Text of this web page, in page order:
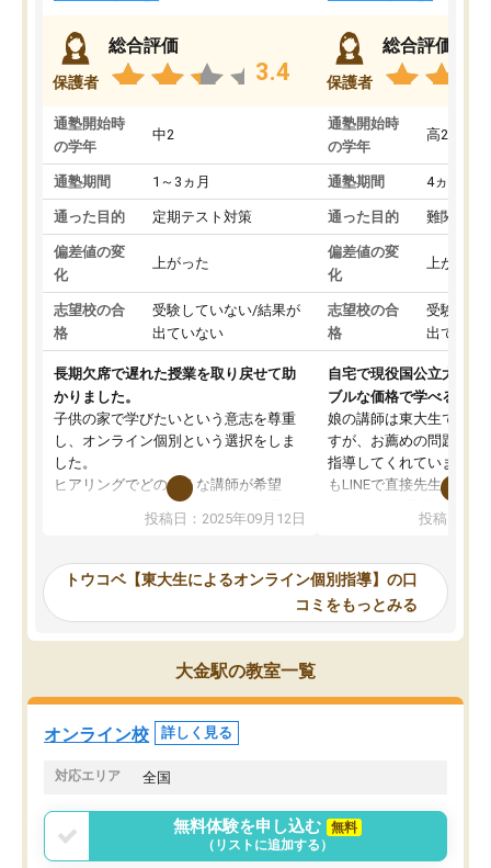
保護者
総合評価
3.4
通塾開始時
の学年
中2
通塾期間 1～3ヵ月
通った目的 定期テスト対策
偏差値の変
化
上がった
志望校の合
格
受験していない/結果が
出ていない
長期欠席で遅れた授業を取り戻せて助
かりました。
子供の家で学びたいという意志を尊重
し、オンライン個別という選択をしま
した。
ヒアリングでどのような講師が希望
か、オプションは付帯するかなど選ぶ
事が出来ました。
ーティングを行い、その講師で良いか
見てから講師を決定する事ができま
す。
うちの子は、初回面談の講師の方で決
オンラインツールを使用した単語帳の
共有があり宿題もそちらで出される形
でした。
言う事で講師変更の申し出があり、あ
まりに短期での変更だった為、塾に通
う事にして退会しました。遅れも取り
投稿日：2025年09月12日
保護者
総合評価
通塾開始時
の学年
高2
通塾期間 4ヵ月～1
通った目的 難関私立
偏差値の変
化
上がった
志望校の合
格
受験して
出ていな
自宅で現役国公立大学生
ブルな価格で学べる
娘の講師は東大生では無
すが、お薦めの問題集や
指導してくれています。
もLINEで直接先生に質問
めれるので、個人に合
いなのがあり(有料)、受
ことをどんなスケジュー
くか相談したのですが、
ち期待したものではなく
くなってきたようなので
投稿日：
トウコベ【東大生によるオンライン個別指導】の口
コミをもっとみる
大金駅の教室一覧
オンライン校 詳しく見る
対応エリア 全国
無料体験を申し込む
無料
（リストに追加する）